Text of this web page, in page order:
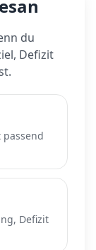
du
Defizit
passend
Defizit